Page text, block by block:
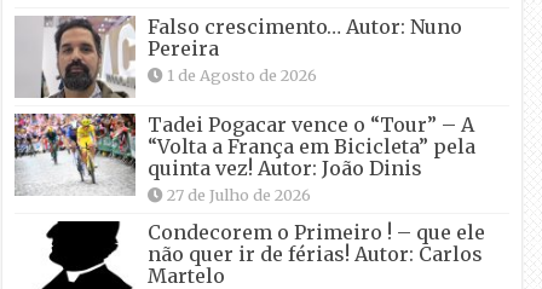
Falso crescimento… Autor: Nuno
Pereira
1 de Agosto de 2026
Tadei Pogacar vence o “Tour” – A
“Volta a França em Bicicleta” pela
quinta vez! Autor: João Dinis
27 de Julho de 2026
Condecorem o Primeiro ! – que ele
não quer ir de férias! Autor: Carlos
Martelo